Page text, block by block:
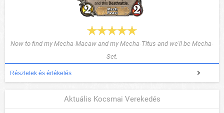
Now to find my Mecha-Macaw and my Mecha-Titus and we'll be Mecha-
Set.
Részletek és értékelés
Aktuális Kocsmai Verekedés